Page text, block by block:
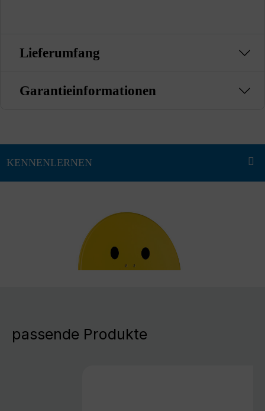
Lieferumfang
Garantieinformationen
passende Produkte